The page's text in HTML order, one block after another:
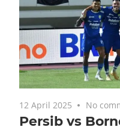
12 April 2025 No
Persib vs